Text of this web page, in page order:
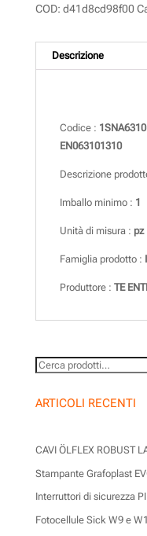
COD: d41d8cd98f00
Descrizione
Codice :
EN063101310
Descrizione
Imballo minimo : 1
Unità di misura : pz
Famiglia prodotto :
Produttore : TE
Cerca:
ARTICOLI RECENTI
CAVI ÖLFLEX ROBUST
Stampante Grafoplast
Interruttori di sicurezza
Fotocellule Sick W9 e